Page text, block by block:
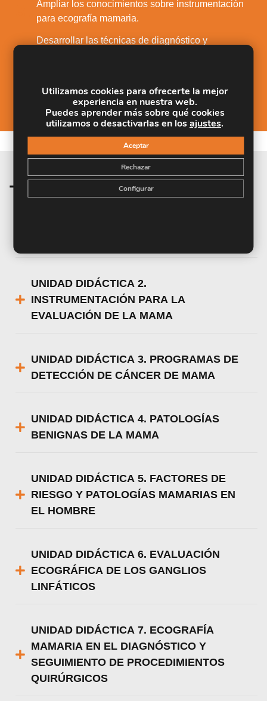
Ampliar los conocimientos sobre instrumentación
para ecografía mamaria.
4.
Desarrollar las técnicas de diagnóstico y
malignas asociados a la mama.
Temario de la materia
UNIDAD DIDÁCTICA 2.
INSTRUMENTACIÓN PARA LA
EVALUACIÓN DE LA MAMA
UNIDAD DIDÁCTICA 3. PROGRAMAS DE
DETECCIÓN DE CÁNCER DE MAMA
UNIDAD DIDÁCTICA 4. PATOLOGÍAS
BENIGNAS DE LA MAMA
UNIDAD DIDÁCTICA 5. FACTORES DE
RIESGO Y PATOLOGÍAS MAMARIAS EN
EL HOMBRE
UNIDAD DIDÁCTICA 6. EVALUACIÓN
ECOGRÁFICA DE LOS GANGLIOS
LINFÁTICOS
UNIDAD DIDÁCTICA 7. ECOGRAFÍA
MAMARIA EN EL DIAGNÓSTICO Y
SEGUIMIENTO DE PROCEDIMIENTOS
QUIRÚRGICOS
Utilizamos cookies para ofrecerte la mejor
experiencia en nuestra web.
Puedes aprender más sobre qué cookies
utilizamos o desactivarlas en losajustes.
Aceptar
Rechazar
Configurar